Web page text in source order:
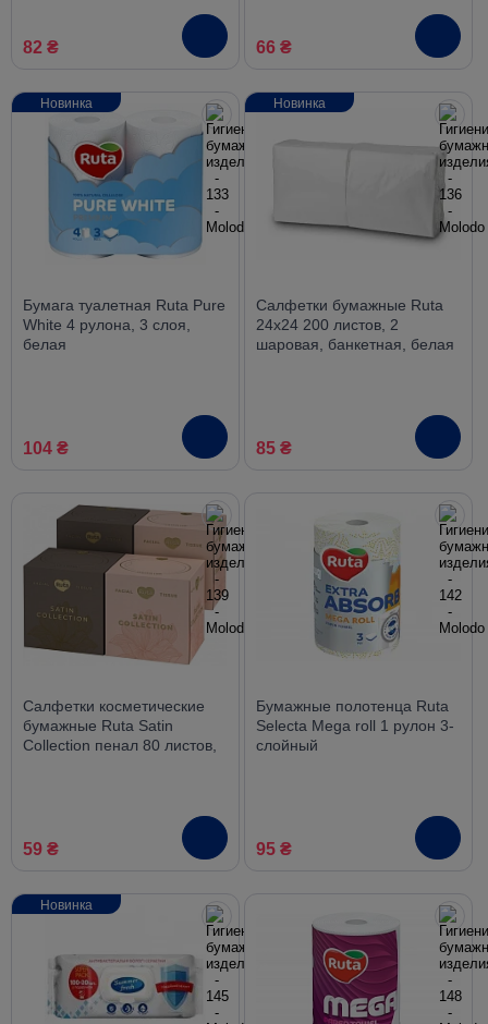
82 ₴ 66 ₴
Бумага туалетная Ruta Pure
White 4 рулона, 3 слоя,
белая
104 ₴
Новинка
Салфетки бумажные Ruta
24х24 200 листов, 2
шаровая, банкетная, белая
85 ₴
Новинка
Салфетки косметические
бумажные Ruta Satin
Collection пенал 80 листов,
59 ₴
Бумажные полотенца Ruta
Selecta Mega roll 1 рулон 3-
слойный
95 ₴
Новинка